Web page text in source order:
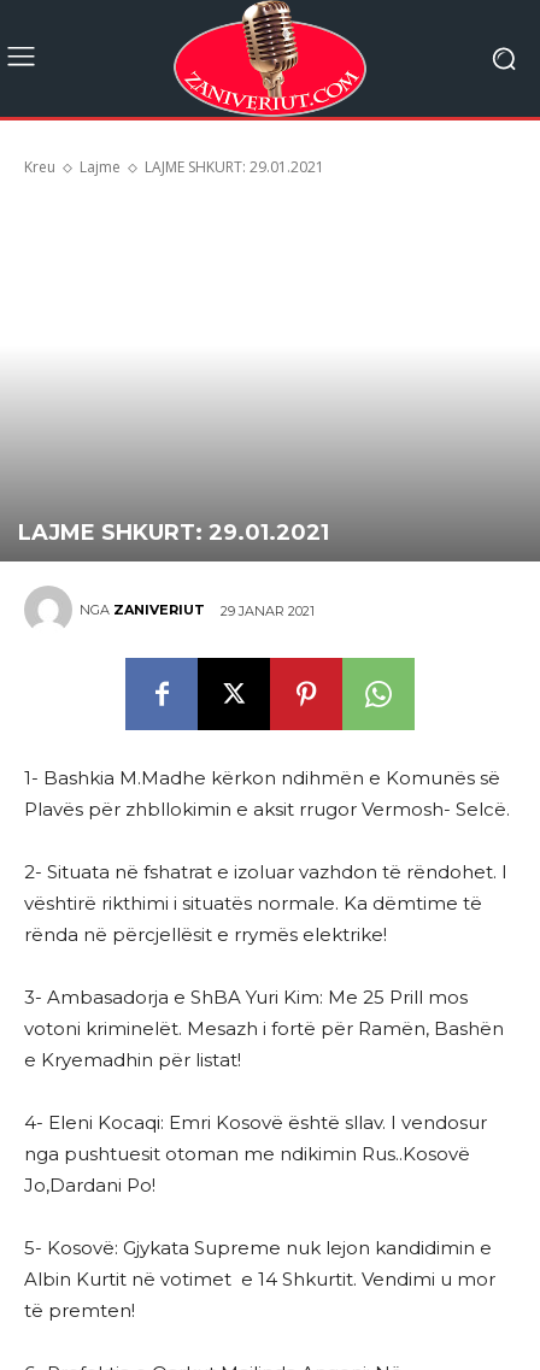
Kreu Lajme LAJME SHKURT: 29.01.2021
LAJME SHKURT: 29.01.2021
NGA ZANIVERIUT 29 JANAR 2021
1- Bashkia M.Madhe kërkon ndihmën e Komunës së
Plavës për zhbllokimin e aksit rrugor Vermosh- Selcë.
2- Situata në fshatrat e izoluar vazhdon të rëndohet. I
vështirë rikthimi i situatës normale. Ka dëmtime të
rënda në përcjellësit e rrymës elektrike!
3- Ambasadorja e ShBA Yuri Kim: Me 25 Prill mos
votoni kriminelët. Mesazh i fortë për Ramën, Bashën
e Kryemadhin për listat!
4- Eleni Kocaqi: Emri Kosovë është sllav. I vendosur
nga pushtuesit otoman me ndikimin Rus..Kosovë
Jo,Dardani Po!
5- Kosovë: Gjykata Supreme nuk lejon kandidimin e
Albin Kurtit në votimet e 14 Shkurtit. Vendimi u mor
të premten!